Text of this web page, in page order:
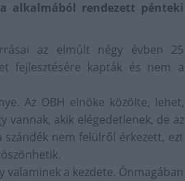
alkalmából rendezett pénteki
az elmúlt négy évben 25
fejlesztésére kapták és nem a
Az OBH elnöke közölte, lehet,
vannak, akik elégedetlenek, de az
nem felülről érkezett, ezt
a kezdete. Önmagában